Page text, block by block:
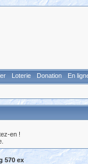
Loterie Donation En
en !
570 ex